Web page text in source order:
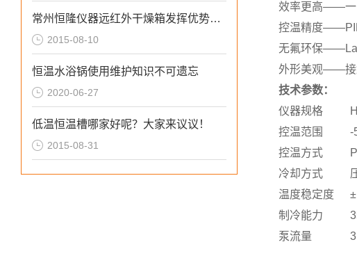
常州恒隆仪器远红外干燥箱发挥优势占据环试市场
2015-08-10
恒温水浴锅使用维护知识不可遗忘
2020-06-27
低温恒温槽哪家好呢？大家来议议！
2015-08-31
效率更高——一
控温精度
无氟环保
外形美观——接
技术参数：
仪器规格
控温范围
-
控温方式
冷却方式
温度稳定度
±
制冷能力
泵流量